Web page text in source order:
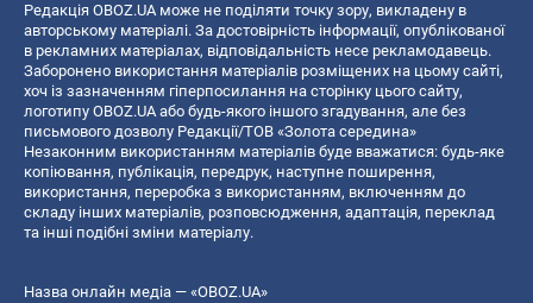
Редакція OBOZ.UA може не поділяти точку зору, викладену в
авторському матеріалі. За достовірність інформації, опублікованої
в рекламних матеріалах, відповідальність несе рекламодавець.
Заборонено використання матеріалів розміщених на цьому сайті,
хоч із зазначенням гіперпосилання на сторінку цього сайту,
логотипу OBOZ.UA або будь-якого іншого згадування, але без
письмового дозволу Редакції/ТОВ «Золота середина»
Незаконним використанням матеріалів буде вважатися: будь-яке
копiювання, публiкацiя, передрук, наступне поширення,
використання, переробка з використанням, включенням до
складу інших матеріалів, розповсюдження, адаптація, переклад
та інші подібні зміни матеріалу.
Назва онлайн медіа — «OBOZ.UA»